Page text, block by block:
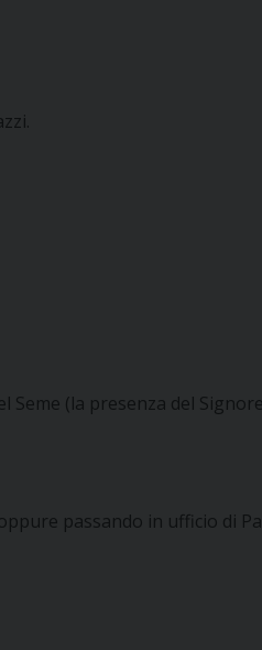
(la presenza del
passando in ufficio di